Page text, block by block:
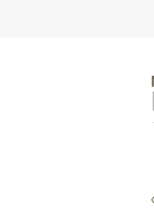
Pacifique à la carte est le